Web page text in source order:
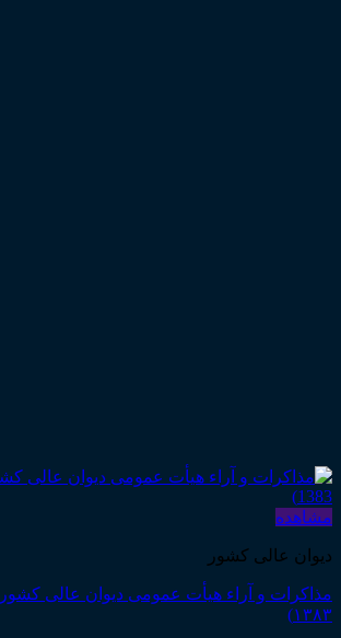
مشاهده
دیوان عالی کشور
۱۳۸۳)